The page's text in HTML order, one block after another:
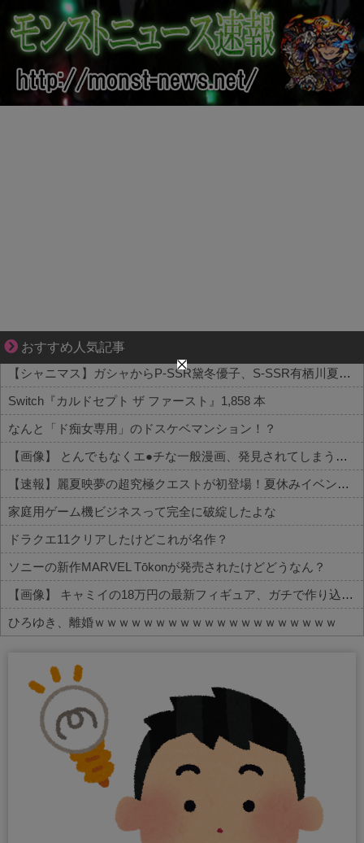
おすすめ人気記事
ブブ家のドタバタが、今日も愛おしい！
【シャニマス】ガシャからP-SSR黛冬優子、S-SSR有栖川夏葉が登場！イベントS-SR福丸小糸！
Switch『カルドセプト ザ ファースト』1,858 本
なんと「ド痴女専用」のドスケベマンション！？
【画像】 とんでもなくエ●チな一般漫画、発見されてしまう【セッ○ス描写あり】
【速報】麗夏映夢の超究極クエストが初登場！夏休みイベントの新展開
家庭用ゲーム機ビジネスって完全に破綻したよな
ドラクエ11クリアしたけどこれが名作？
ソニーの新作MARVEL Tōkonが発売されたけどどうなん？
【画像】 キャミイの18万円の最新フィギュア、ガチで作り込みがエグすぎる
ひろゆき、離婚ｗｗｗｗｗｗｗｗｗｗｗｗｗｗｗｗｗｗｗｗ